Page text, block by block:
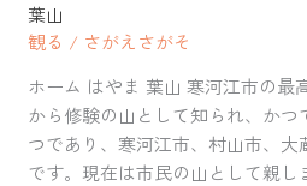
葉山
観る / さがえさがそ
ホーム はやま 葉山 寒河江市の最
から修験の山として知られ、かつ
つであり、寒河江市、村山市、
です。現在は市民の山として親
葉
山